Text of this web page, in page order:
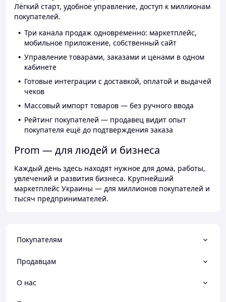
Лёгкий старт, удобное управление, доступ к миллионам
покупателей.
Три канала продаж одновременно: маркетплейс,
мобильное приложение, собственный сайт
Управление товарами, заказами и ценами в одном
кабинете
Готовые интеграции с доставкой, оплатой и выдачей
чеков
Массовый импорт товаров — без ручного ввода
Рейтинг покупателей — продавец видит опыт
покупателя ещё до подтверждения заказа
Prom — для людей и бизнеса
Каждый день здесь находят нужное для дома, работы,
увлечений и развития бизнеса. Крупнейший
маркетплейс Украины — для миллионов покупателей и
тысяч предпринимателей.
Покупателям
Продавцам
О нас